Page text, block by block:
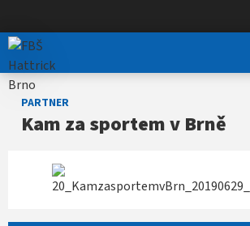
FBŠ Hattrick Brno
PARTNER
Kam za sportem v Brně